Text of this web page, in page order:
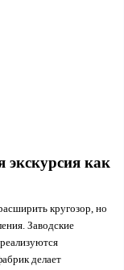
экскурсия как
кругозор, но
Заводские
делает